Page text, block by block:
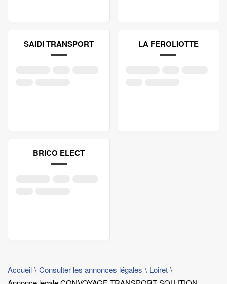
SAIDI TRANSPORT LA FEROLIOTTE
BRICO ELECT
Accueil Consulter les annonces légales
Loiret